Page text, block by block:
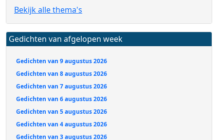
Bekijk alle thema's
Gedichten van afgelopen week
Gedichten van 9 augustus 2026
Gedichten van 8 augustus 2026
Gedichten van 7 augustus 2026
Gedichten van 6 augustus 2026
Gedichten van 5 augustus 2026
Gedichten van 4 augustus 2026
Gedichten van 3 augustus 2026